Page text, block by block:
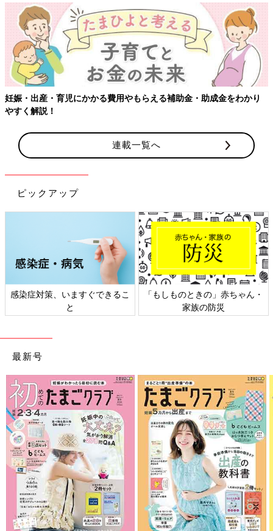
【ワクチン接種できるものも】妊婦の感染症対策、知っておいて！
連載一覧へ
ピックアップ
日本外来小児科学会リーフレッ
ト検討会
六星占術 細木かおりさんの人生
相談
最新号